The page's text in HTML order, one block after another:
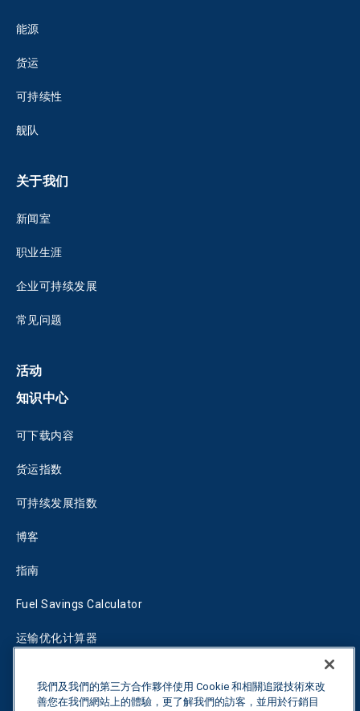
能源
货运
可持续性
舰队
关于我们
新闻室
职业生涯
企业可持续发展
常见问题
活动
知识中心
可下载内容
货运指数
可持续发展指数
博客
指南
Fuel Savings Calculator
运输优化计算器
我們及我們的第三方合作夥伴使用 Cookie 和相關追蹤技術來改
善您在我們網站上的體驗，更了解我們的訪客，並用於行銷目